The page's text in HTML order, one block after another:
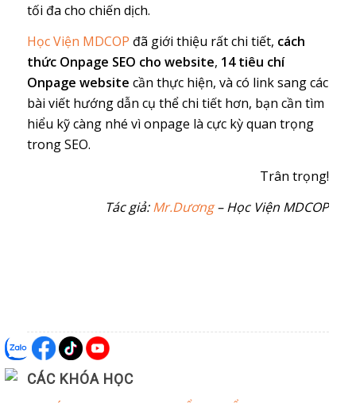
tối đa cho chiến dịch.
Học Viện MDCOP đã giới thiệu rất chi tiết, cách
thức Onpage SEO cho website, 14 tiêu chí
Onpage website cần thực hiện, và có link sang các
bài viết hướng dẫn cụ thể chi tiết hơn, bạn cần tìm
hiểu kỹ càng nhé vì onpage là cực kỳ quan trọng
trong SEO.
Trân trọng!
Tác giả:Mr.Dương– Học Viện MDCOP
CÁC KHÓA HỌC